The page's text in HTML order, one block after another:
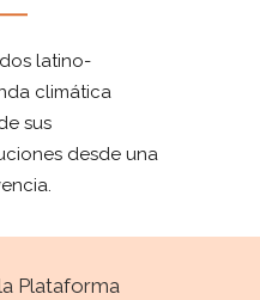
latino-
climática
sus
desde una
Plataforma